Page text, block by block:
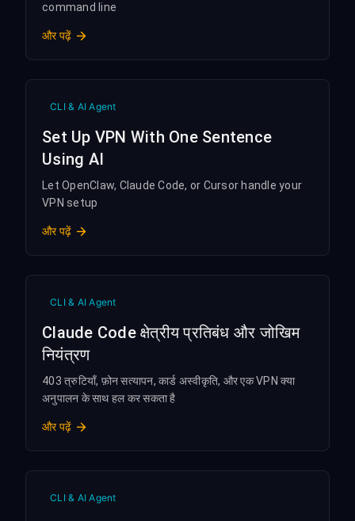
command line
और पढ़ें
CLI & AI Agent
Set Up VPN With One Sentence
Using AI
Let OpenClaw, Claude Code, or Cursor handle your
VPN setup
और पढ़ें
CLI & AI Agent
Claude Code क्षेत्रीय प्रतिबंध और जोखिम
नियंत्रण
403 त्रुटियाँ, फ़ोन सत्यापन, कार्ड अस्वीकृति, और एक VPN क्या
अनुपालन के साथ हल कर सकता है
और पढ़ें
CLI & AI Agent